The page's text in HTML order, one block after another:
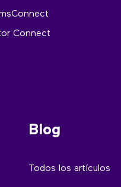
Connect
Blog
Todos los artículos